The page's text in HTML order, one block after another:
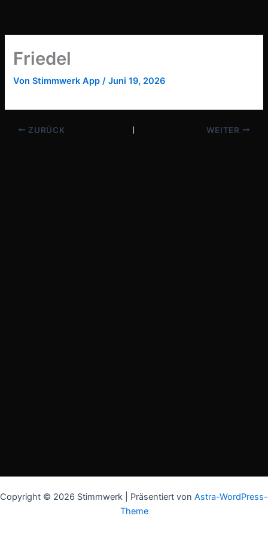
springen
Friedel
VonStimmwerk App/Juni 19, 2026
ZURÜCK WEITER
Copyright © 2026 Stimmwerk | Präsentiert von Astra-WordPress-
Theme